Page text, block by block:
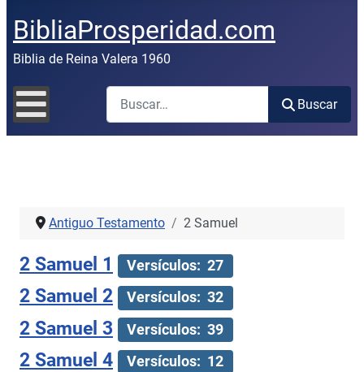
BibliaProsperidad.com
Biblia de Reina Valera 1960
Buscar
Buscar
Antiguo Testamento 2 Samuel
2 Samuel 1 Versículos: 27
2 Samuel 2 Versículos: 32
2 Samuel 3 Versículos: 39
2 Samuel 4 Versículos: 12